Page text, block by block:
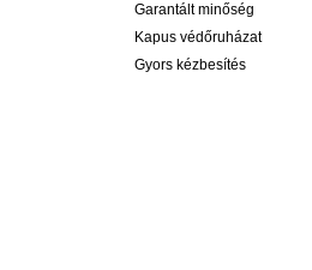
Garantált minőség
Kapus védőruházat
Gyors kézbesítés